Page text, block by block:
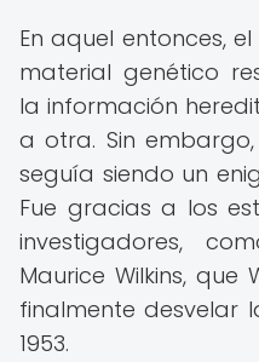
En aquel entonces,
material genético
la información
a otra. Sin
seguía siendo un
Fue gracias a los
investigadores,
Maurice Wilkins, que
finalmente desvelar
1953.